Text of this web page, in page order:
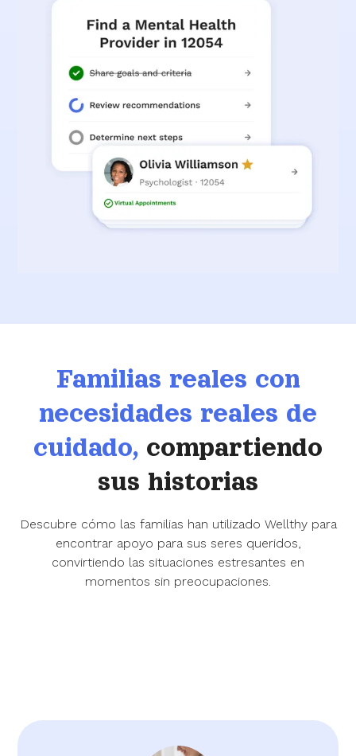
Familias reales con
necesidades reales de
cuidado, compartiendo
sus historias
Descubre cómo las familias han utilizado Wellthy para
encontrar apoyo para sus seres queridos,
convirtiendo las situaciones estresantes en
momentos sin preocupaciones.